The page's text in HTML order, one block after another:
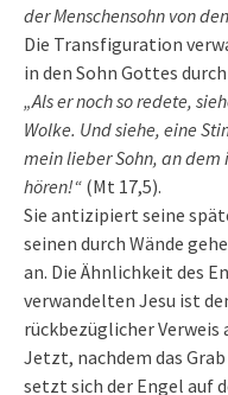
der Menschensohn von
Die Transfiguration
in den Sohn Gottes
„Als er noch so redete,
Wolke. Und siehe, eine
mein lieber Sohn, an
hören!“ (Mt 17,5).
Sie antizipiert seine
seinen durch Wände
an. Die Ähnlichkeit des
verwandelten Jesu ist
rückbezüglicher Verweis
Jetzt, nachdem das
setzt sich der Engel auf